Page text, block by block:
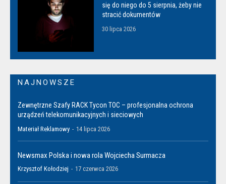
się do niego do 5 sierpnia, żeby nie
stracić dokumentów
30 lipca 2026
NAJNOWSZE
Zewnętrzne Szafy RACK Tycon TOC – profesjonalna ochrona
urządzeń telekomunikacyjnych i sieciowych
Materiał Reklamowy - 14 lipca 2026
Newsmax Polska i nowa rola Wojciecha Surmacza
Krzysztof Kołodziej - 17 czerwca 2026